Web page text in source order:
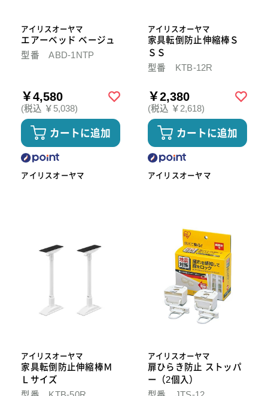
アイリスオーヤマ
エアーベッド ベージュ
型番 ABD-1NTP
￥4,580
(税込 ￥5,038)
カートに追加
アイリスオーヤマ
アイリスオーヤマ
家具転倒防止伸縮棒Ｓ
ＳＳ
型番 KTB-12R
￥2,380
(税込 ￥2,618)
カートに追加
アイリスオーヤマ
アイリスオーヤマ
家具転倒防止伸縮棒Ｍ
Ｌサイズ
アイリスオーヤマ
扉ひらき防止 ストッパ
ー（2個入）